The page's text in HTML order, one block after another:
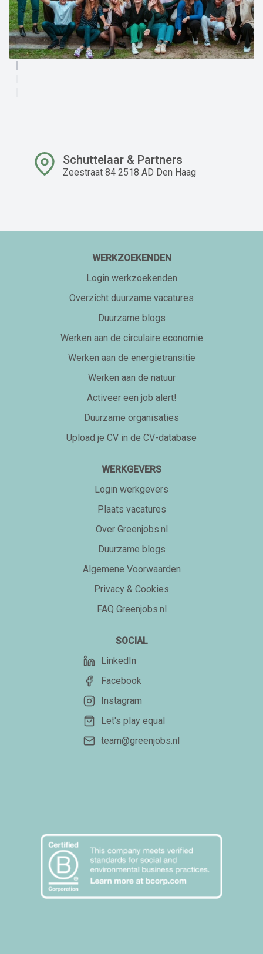
Schuttelaar & Partners
Zeestraat 84 2518 AD Den Haag
WERKZOEKENDEN
Login werkzoekenden
Overzicht duurzame vacatures
Duurzame blogs
Werken aan de circulaire economie
Werken aan de energietransitie
Werken aan de natuur
Activeer een job alert!
Duurzame organisaties
Upload je CV in de CV-database
WERKGEVERS
Login werkgevers
Plaats vacatures
Over Greenjobs.nl
Duurzame blogs
Algemene Voorwaarden
Privacy & Cookies
FAQ Greenjobs.nl
SOCIAL
LinkedIn
Facebook
Instagram
Let's play equal
team@greenjobs.nl